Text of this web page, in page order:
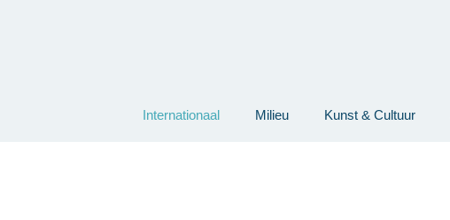
Internationaal Milieu Kunst & Cultuur